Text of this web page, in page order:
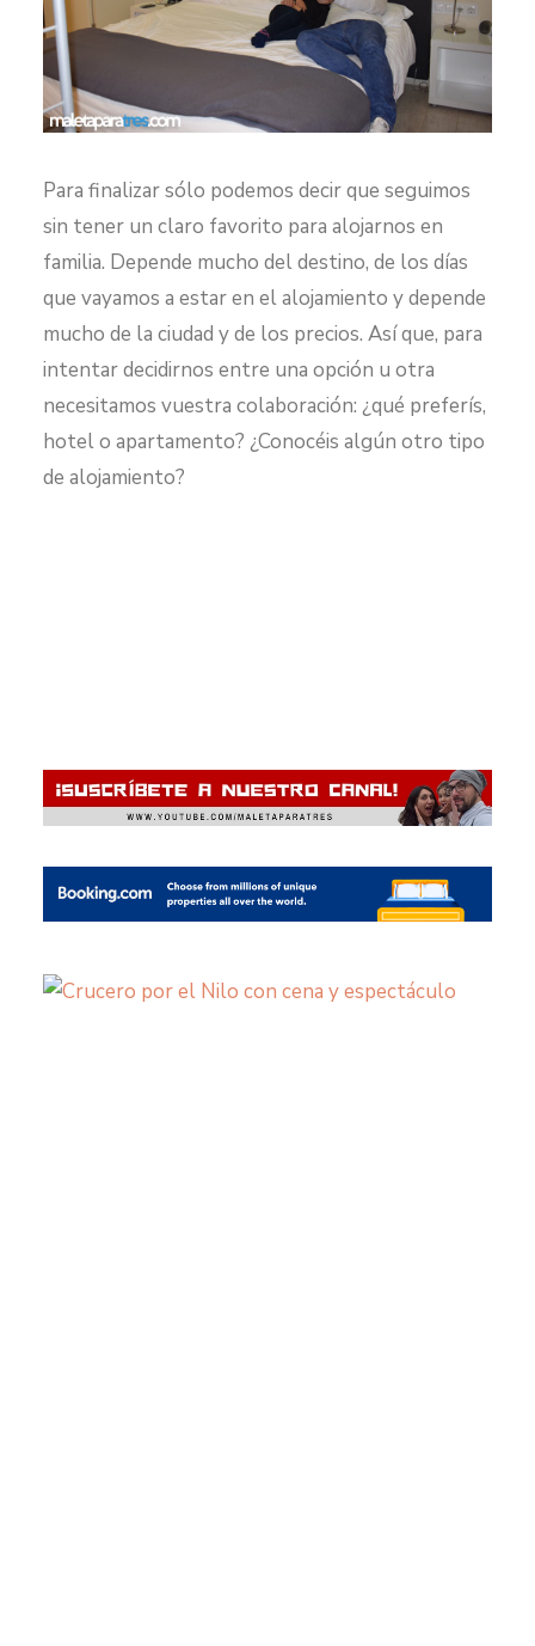
Para finalizar sólo podemos decir que seguimos
sin tener un claro favorito para alojarnos en
familia. Depende mucho del destino, de los días
que vayamos a estar en el alojamiento y depende
mucho de la ciudad y de los precios. Así que, para
intentar decidirnos entre una opción u otra
necesitamos vuestra colaboración: ¿qué preferís,
hotel o apartamento? ¿Conocéis algún otro tipo
de alojamiento?